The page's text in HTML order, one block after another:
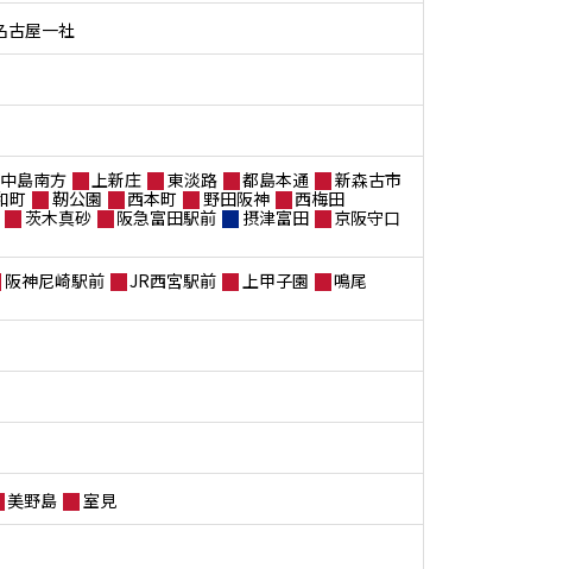
古屋一社
島南方 上新庄 東淡路 都島本通
新森古市
町 靭公園 西本町 野田阪神
西梅田
茨木真砂 阪急富田駅前 摂津富田
京阪守口
阪神尼崎駅前 JR西宮駅前 上甲子園
鳴尾
美野島 室見